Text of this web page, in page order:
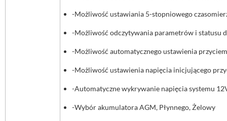
-Możliwość ustawiania 5-stopniowego
-Możliwość odczytywania parametrów i statusu
-Możliwość automatycznego ustawienia
-Możliwość ustawienia napięcia inicjującego
-Automatyczne wykrywanie napięcia systemu
-Wybór akumulatora AGM, Płynnego, Żelowy